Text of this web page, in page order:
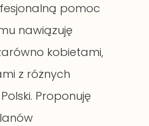
pomoc
nawiązuję
kobietami,
z różnych
Proponuję